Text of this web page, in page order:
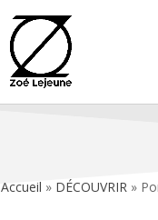
Accueil » DÉCOUVRIR »